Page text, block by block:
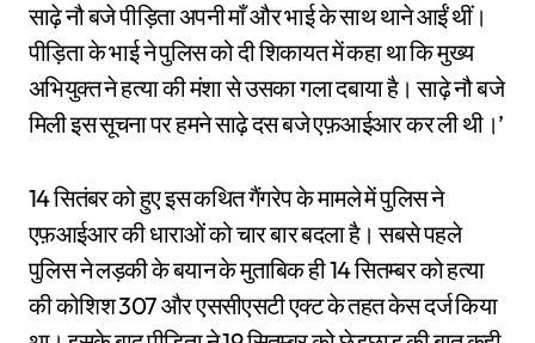
साढ़े नौ बजे पीड़िता अपनी माँ और भाई के साथ थाने आईं थीं।
पीड़िता के भाई ने पुलिस को दी शिकायत में कहा था कि मुख्य
अभियुक्त ने हत्या की मंशा से उसका गला दबाया है। साढ़े नौ बजे
मिली इस सूचना पर हमने साढ़े दस बजे एफ़आईआर कर ली थी।’
14 सितंबर को हुए इस कथित गैंगरेप के मामले में पुलिस ने
एफ़आईआर की धाराओं को चार बार बदला है। सबसे पहले
पुलिस ने लड़की के बयान के मुताबिक ही 14 सितम्बर को हत्या
की कोशिश 307 और एससीएसटी एक्ट के तहत केस दर्ज किया